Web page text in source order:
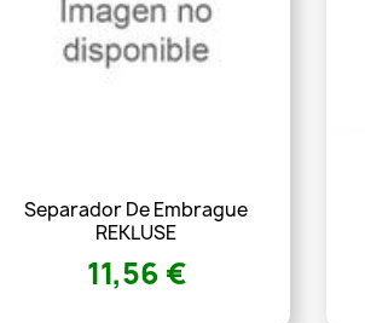
Separador De Embrague
REKLUSE
11,56 €